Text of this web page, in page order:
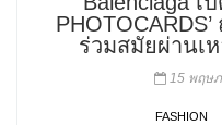
ร่วมสมัยผ่านเ
15 พฤษภ
FASHION